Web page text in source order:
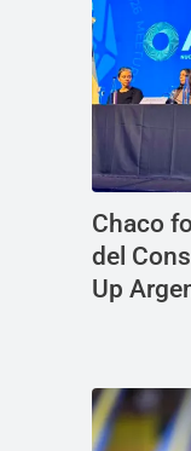
Chaco
del
Up